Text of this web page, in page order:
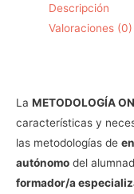
Descripción
Valoraciones (0)
La METODOLOGÍA
características y
las metodologías de
autónomo del
formador/a